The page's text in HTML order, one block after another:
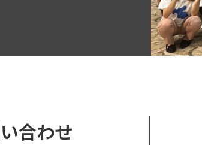
合わせ